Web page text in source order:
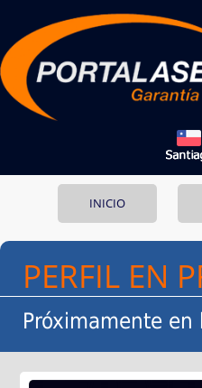
INICIO
PERFIL EN
Próximamente